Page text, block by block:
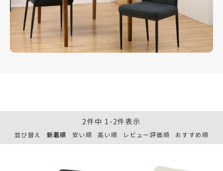
並び替え 新着順 安い順 高い順 レビュー評価順 おすすめ順
2件中 1 -2件表示